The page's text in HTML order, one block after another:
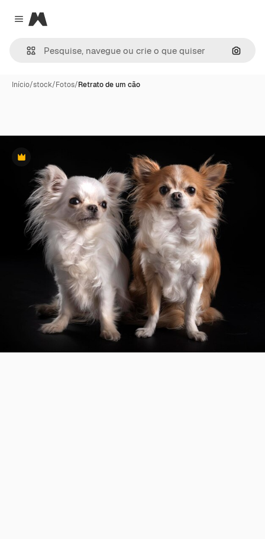
Close menu
Magnific
Início/stock/Fotos/Retrato de um cão
Premium